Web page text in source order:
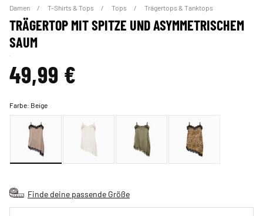
Damen T-Shirts & Tops Tops Trägertops & Tanktops
TRÄGERTOP MIT SPITZE UND ASYMMETRISCHEM
SAUM
49,99 €
Farbe: Beige
Finde deine passende Größe